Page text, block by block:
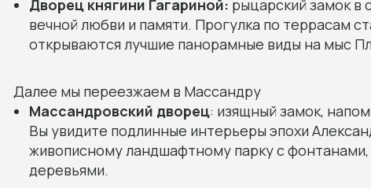
Дворец княгини Гагариной: рыцарский замок в
вечной любви и памяти. Прогулка по террасам
открываются лучшие панорамные виды на мыс
Далее мы переезжаем в Массандру
Массандровский дворец: изящный замок,
Вы увидите подлинные интерьеры эпохи
живописному ландшафтному парку с
деревьями.